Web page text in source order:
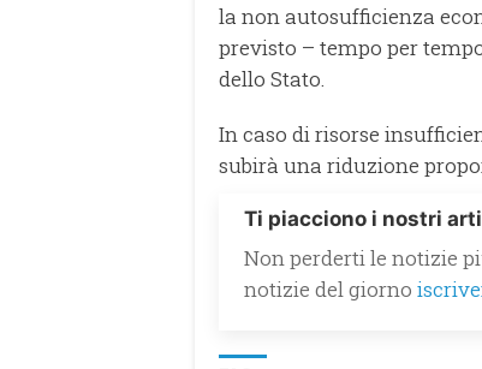
la non autosufficienza
previsto – tempo per
dello Stato.
In caso di risorse
subirà una riduzione
Ti piacciono i nostri
Non perderti le notizie
notizie del giorno